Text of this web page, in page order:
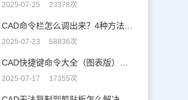
2025-07-25 23378次
2025-07-23 58836次
2025-07-17 17355次